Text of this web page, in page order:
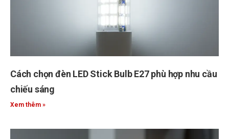
Cách chọn đèn LED Stick Bulb E27 phù hợp nhu cầu
chiếu sáng
Xem thêm »